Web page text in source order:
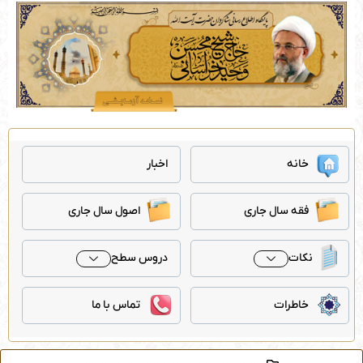
پرش
خانه اخبار
فقه سال جاری اصول سال جاری
نکات دروس سطح
خاطرات تماس با ما